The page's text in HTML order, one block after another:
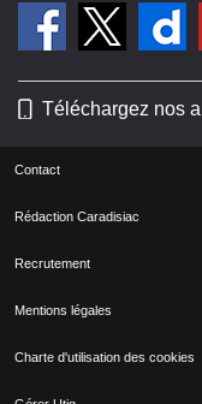
Téléchargez nos
Contact
Rédaction Caradisiac
Recrutement
Mentions légales
Charte d'utilisation des cookies